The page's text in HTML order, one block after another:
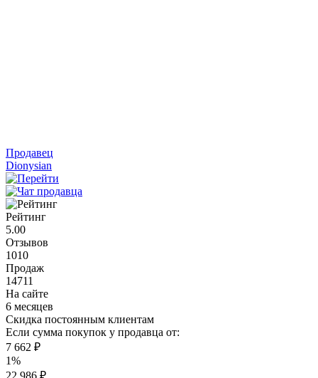
Продавец
Dionysian
Рейтинг
5.00
Отзывов
1010
Продаж
14711
На сайте
6 месяцев
Скидка постоянным клиентам
Если сумма покупок у продавца от:
7 662 ₽
1%
22 986 ₽